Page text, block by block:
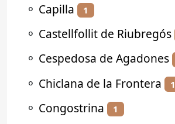
⚬ Capilla 1
⚬ Castellfollit de Riubregós
⚬ Cespedosa de Agadones
⚬ Chiclana de la Frontera 1
⚬ Congostrina 1